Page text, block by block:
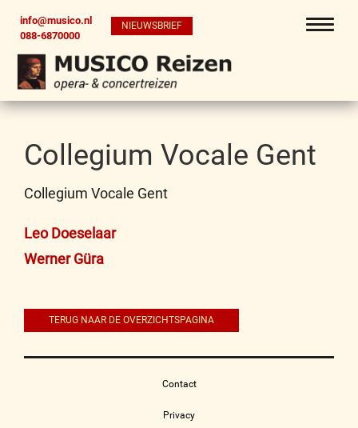
info@musico.nl
088-6870000
NIEUWSBRIEF
Collegium Vocale Gent
Collegium Vocale Gent
Bericht
navigatie
Leo Doeselaar
Werner Güra
TERUG NAAR DE OVERZICHTSPAGINA
Contact
Privacy